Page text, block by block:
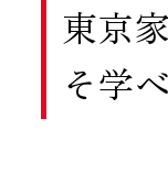
東京
そ学